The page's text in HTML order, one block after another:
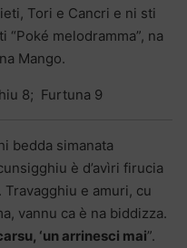
Tori e Cancri e ni sti
“Poké melodramma”, na
Mango.
8; Furtuna 9
bedda simanata
è d’avìri firucia
Travagghiu e amuri, cu
vannu ca è na biddizza.
‘un arrinesci mai”.